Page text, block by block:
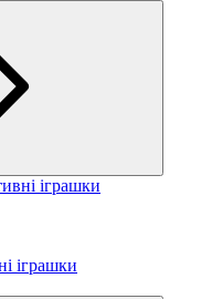
іграшки
іграшки